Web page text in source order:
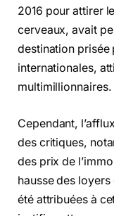
2016 pour attirer
cerveaux, avait
destination prisée
internationales,
multimillionnaires.
Cependant,
des critiques,
des prix de
hausse des
été attribuées à